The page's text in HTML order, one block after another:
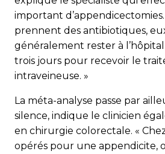
important
prennent des antibiotiques,
généralement rester à
trois jours pour recevoir le
intraveineuse. »
La méta-analyse passe par
silence, indique le clinicien
en chirurgie colorectale. «
opérés pour une appendicite,